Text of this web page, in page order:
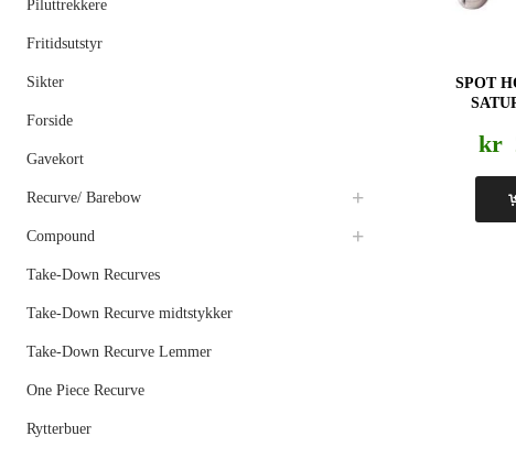
SPOT
kr
Piluttrekkere
Fritidsutstyr
Sikter
Forside
Gavekort
Recurve/ Barebow
Compound
Take-Down Recurves
Take-Down Recurve midtstykker
Take-Down Recurve Lemmer
One Piece Recurve
Rytterbuer